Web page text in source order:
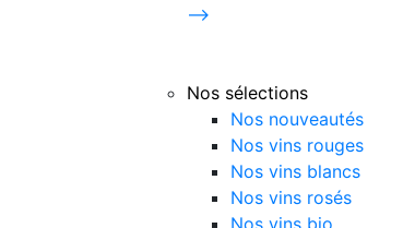
⟶
Nos sélections
Nos nouveautés
Nos vins rouges
Nos vins blancs
Nos vins rosés
Nos vins bio